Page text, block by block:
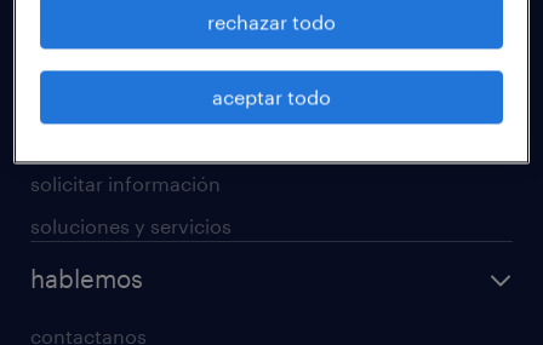
professional
solicitar información
soluciones y servicios
hablemos
contactanos
rechazar todo
aceptar todo